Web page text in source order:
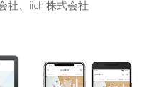
社、iichi株式会社